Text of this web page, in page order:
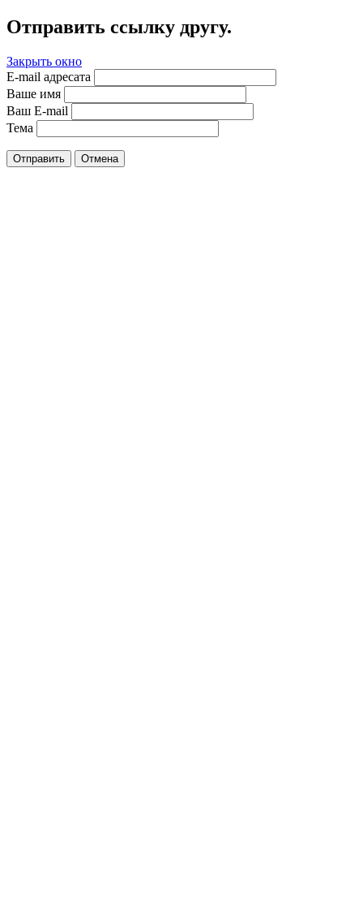
Отправить ссылку другу.
Закрыть окно
E-mail адресата
Ваше имя
Ваш E-mail
Тема
Отправить Отмена